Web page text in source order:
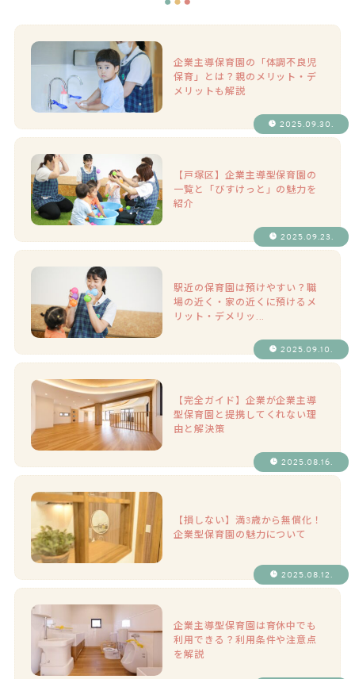
企業主導保育園の「体調不良児
保育」とは？親のメリット・デ
メリットも解説
2025.09.30.
【戸塚区】企業主導型保育園の
一覧と「びすけっと」の魅力を
紹介
2025.09.23.
駅近の保育園は預けやすい？職
場の近く・家の近くに預けるメ
リット・デメリッ...
2025.09.10.
【完全ガイド】企業が企業主導
型保育園と提携してくれない理
由と解決策
2025.08.16.
【損しない】満3歳から無償化！
企業型保育園の魅力について
2025.08.12.
企業主導型保育園は育休中でも
利用できる？利用条件や注意点
を解説